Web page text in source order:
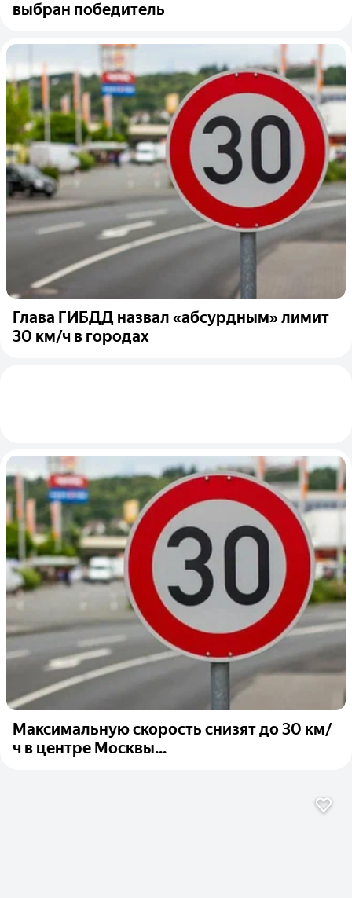
выбран победитель
Глава ГИБДД назвал «абсурдным» лимит
30 км/ч в городах
Максимальную скорость снизят до 30 км/
ч в центре Москвы...